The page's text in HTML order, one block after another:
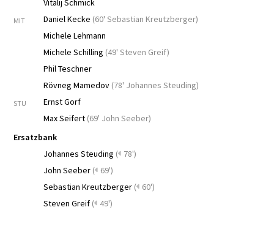
Vitalij Schmick
MIT Daniel Kecke (60' Sebastian Kreutzberger)
Michele Lehmann
Michele Schilling (49' Steven Greif)
Phil Teschner
Rövneg Mamedov (78' Johannes Steuding)
STU
Ernst Gorf
Max Seifert (69' John Seeber)
Ersatzbank
Johannes Steuding ( 78')
John Seeber ( 69')
Sebastian Kreutzberger ( 60')
Steven Greif ( 49')